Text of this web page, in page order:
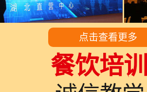
点击查看更多
餐饮培